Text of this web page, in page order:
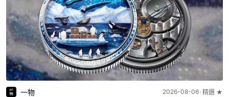
一物 2026-08-06 精選 ★